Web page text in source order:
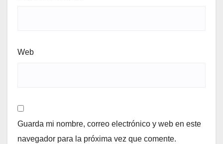
Web
Guarda mi nombre, correo electrónico y web en este
navegador para la próxima vez que comente.